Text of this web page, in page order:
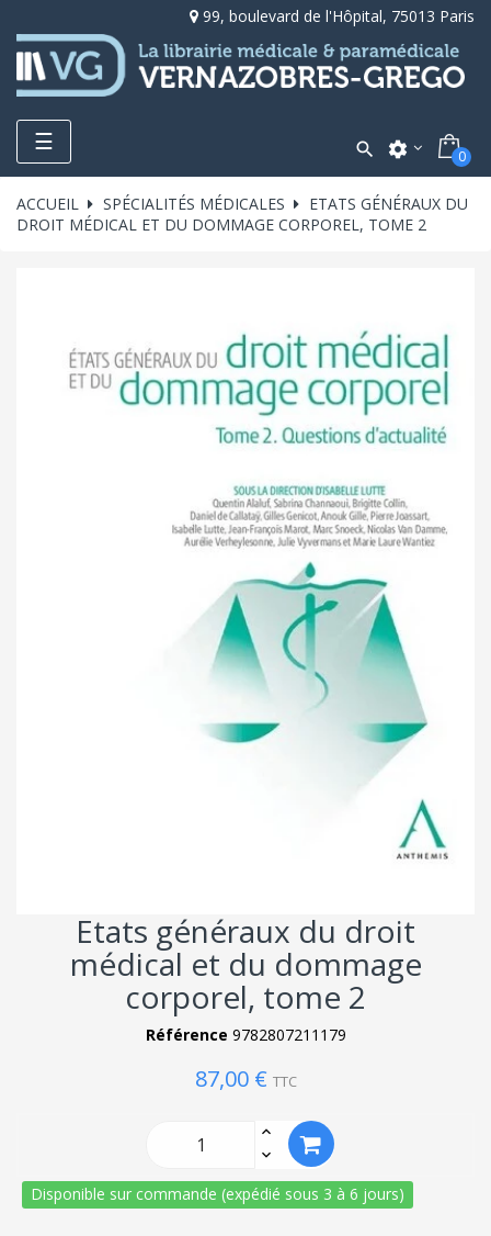
99, boulevard de l'Hôpital, 75013 Paris
Toggle
navigation
☰  settings 0
ACCUEIL SPÉCIALITÉS MÉDICALES
ETATS GÉNÉRAUX DU
DROIT MÉDICAL ET DU DOMMAGE CORPOREL, TOME 2
Etats généraux du droit
médical et du dommage
corporel, tome 2
Référence 9782807211179
87,00 € TTC
Disponible sur commande (expédié sous 3 à 6 jours)